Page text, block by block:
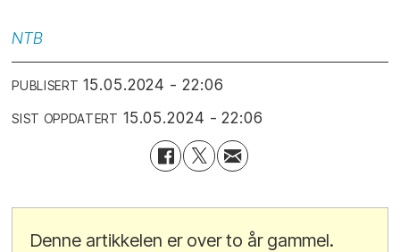
NTB
PUBLISERT 15.05.2024 - 22:06
SIST OPPDATERT 15.05.2024 - 22:06
Denne artikkelen er over to år gammel.